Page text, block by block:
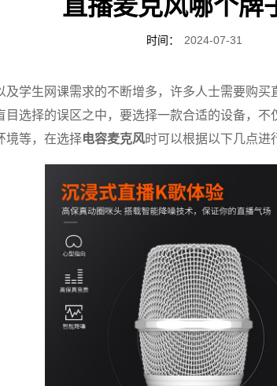
直播麦克风哪个牌
时间： 2024-07-31
及学生网课需求的不断增多，许多人士需要购
目选择的误区之中，要选择一款合适的设备，
境等，在选择电容麦克风时可以根据以下几点进